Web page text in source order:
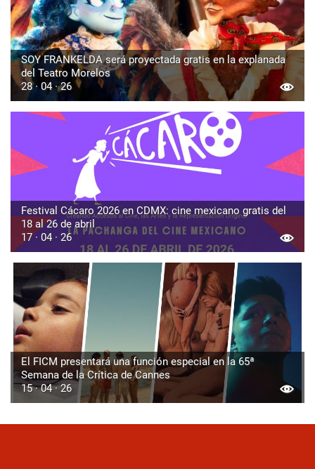
SOY FRANKELDA será proyectada gratis en la explanada
del Teatro Morelos
28 · 04 · 26
Festival Cácaro 2026 en CDMX: cine mexicano gratis del
18 al 26 de abril
17 · 04 · 26
El FICM presentará una función especial en la 65ª
Semana de la Crítica de Cannes
15 · 04 · 26